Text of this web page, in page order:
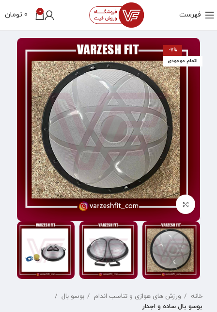
فهرست 0
0 تومان
-7%
اتمام موجودی
بزرگنمایی تصویر
خانه ورزش های هوازی و تناسب اندام
بوسو بال
بوسو بال ساده و اجدار